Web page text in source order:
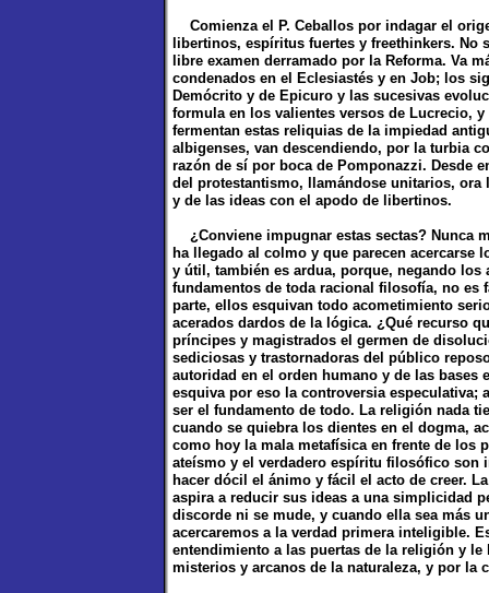
Comienza el P. Ceballos por indagar el
libertinos, espíritus fuertes y freethinkers.
libre examen derramado por la Reforma. Va
condenados en el Eclesiastés y en Job; los
Demócrito y de Epicuro y las sucesivas
formula en los valientes versos de Lucrecio,
fermentan estas reliquias de la impiedad
albigenses, van descendiendo, por la turbia
razón de sí por boca de Pomponazzi. Desde
del protestantismo, llamándose unitarios, ora
y de las ideas con el apodo de libertinos.
¿Conviene impugnar estas sectas? Nunca
ha llegado al colmo y que parecen acercarse
y útil, también es ardua, porque, negando
fundamentos de toda racional filosofía, no es
parte, ellos esquivan todo acometimiento
acerados dardos de la lógica. ¿Qué recurso
príncipes y magistrados el germen de
sediciosas y trastornadoras del público
autoridad en el orden humano y de las bases
esquiva por eso la controversia especulativa;
ser el fundamento de todo. La religión nada
cuando se quiebra los dientes en el dogma,
como hoy la mala metafísica en frente de los
ateísmo y el verdadero espíritu filosófico son
hacer dócil el ánimo y fácil el acto de creer.
aspira a reducir sus ideas a una simplicidad
discorde ni se mude, y cuando ella sea más
acercaremos a la verdad primera inteligible.
entendimiento a las puertas de la religión y
misterios y arcanos de la naturaleza, y por